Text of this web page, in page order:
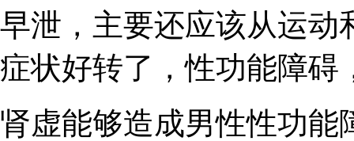
早泄，主要还应该从运动
症状好转了，性功能障碍
肾虚能够造成男性性功能